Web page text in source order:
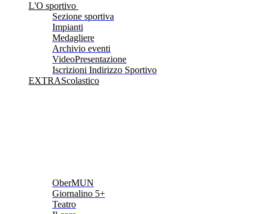
L'O sportivo
Sezione sportiva
Impianti
Medagliere
Archivio eventi
VideoPresentazione
Iscrizioni Indirizzo Sportivo
EXTRAScolastico
OberMUN
Giornalino 5+
Teatro